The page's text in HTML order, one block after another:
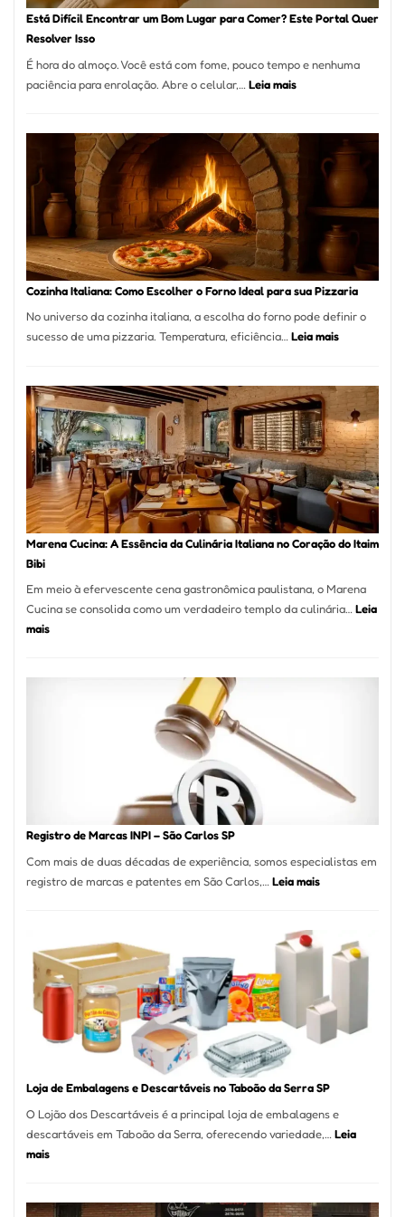
Paulo
Está Difícil Encontrar um Bom Lugar para Comer? Este Portal Quer
Resolver Isso
É hora do almoço. Você está com fome, pouco tempo e nenhuma
paciência para enrolação. Abre o celular,… Leia mais:
Encontrar
um
Lugar
para
Comer?
Este
Portal
Resolver
Isso
Cozinha Italiana: Como Escolher o Forno Ideal para sua Pizzaria
No universo da cozinha italiana, a escolha do forno pode definir o
sucesso de uma pizzaria. Temperatura, eficiência…Leia mais:
Como
Escolher
o
Forno
Ideal
para
sua
Pizzaria
Marena Cucina: A Essência da Culinária Italiana no Coração do Itaim
Bibi
Em meio à efervescente cena gastronômica paulistana, o Marena
Cucina se consolida como um verdadeiro templo da culinária… Leia
mais:
Bibi
Registro de Marcas INPI – São Carlos SP
Com mais de duas décadas de experiência, somos especialistas em
registro de marcas e patentes em São Carlos,… Leia mais:
Marcas
INPI
São
Carlos
SP
Loja de Embalagens e Descartáveis no Taboão da Serra SP
O Lojão dos Descartáveis é a principal loja de embalagens e
descartáveis em Taboão da Serra, oferecendo variedade,… Leia
mais:
Embalagens